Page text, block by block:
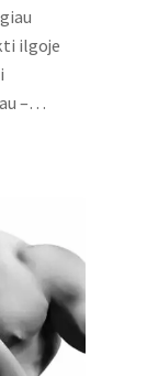
ilgoje
–…